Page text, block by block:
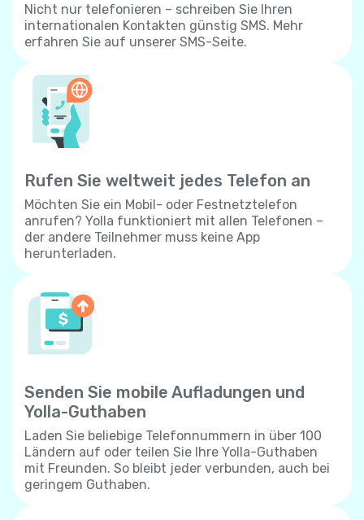
Nicht nur telefonieren – schreiben Sie Ihren
internationalen Kontakten günstig SMS. Mehr
erfahren Sie auf unserer SMS-Seite.
Rufen Sie weltweit jedes Telefon an
Möchten Sie ein Mobil- oder Festnetztelefon
anrufen? Yolla funktioniert mit allen Telefonen –
der andere Teilnehmer muss keine App
herunterladen.
Senden Sie mobile Aufladungen und
Yolla-Guthaben
Laden Sie beliebige Telefonnummern in über 100
Ländern auf oder teilen Sie Ihre Yolla-Guthaben
mit Freunden. So bleibt jeder verbunden, auch bei
geringem Guthaben.